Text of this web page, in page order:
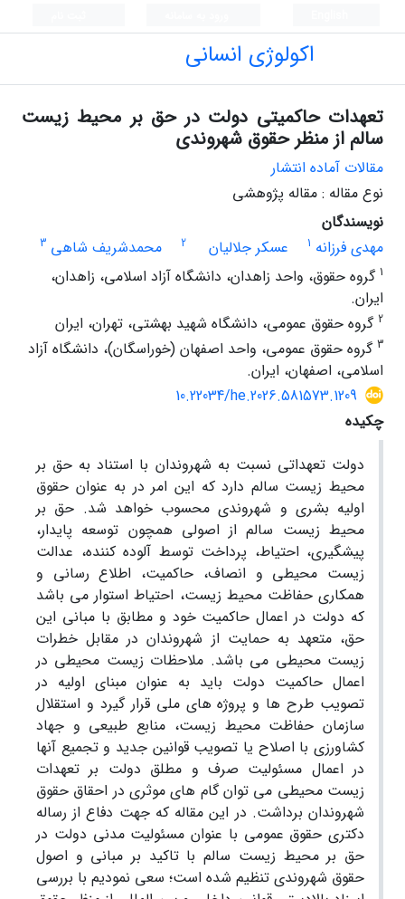
اکولوژی انسانی
تعهدات حاکمیتی دولت در حق بر محیط زیست
سالم از منظر حقوق شهروندی
مقالات آماده انتشار
نوع مقاله : مقاله پژوهشی
نویسندگان
مهدی فرزانه 1 عسکر جلالیان 2 محمدشریف شاهی 3
1 گروه حقوق، واحد زاهدان، دانشگاه آزاد اسلامی، زاهدان،
ایران.
2 گروه حقوق عمومی، دانشگاه شهید بهشتی، تهران، ایران
3 گروه حقوق عمومی، واحد اصفهان (خوراسگان)، دانشگاه آزاد
اسلامی، اصفهان، ایران.
10.22034/he.2026.581573.1209
چکیده
دولت تعهداتی نسبت به شهروندان با استناد به حق بر
محیط زیست سالم دارد که این امر در به عنوان حقوق
اولیه بشری و شهروندی محسوب خواهد شد. حق بر
محیط زیست سالم از اصولی همچون توسعه پایدار،
پیشگیری، احتیاط، پرداخت توسط آلوده کننده، عدالت
زیست محیطی و انصاف، حاکمیت، اطلاع رسانی و
همکاری حفاظت محیط زیست، احتیاط استوار می باشد
که دولت در اعمال حاکمیت خود و مطابق با مبانی این
حق، متعهد به حمایت از شهروندان در مقابل خطرات
زیست محیطی می باشد. ملاحظات زیست محیطی در
اعمال حاکمیت دولت باید به عنوان مبنای اولیه در
تصویب طرح ها و پروژه های ملی قرار گیرد و استقلال
سازمان حفاظت محیط زیست، منابع طبیعی و جهاد
کشاورزی با اصلاح یا تصویب قوانین جدید و تجمیع آنها
در اعمال مسئولیت صرف و مطلق دولت بر تعهدات
زیست محیطی می توان گام های موثری در احقاق حقوق
شهروندان برداشت. در این مقاله که جهت دفاع از رساله
دکتری حقوق عمومی با عنوان مسئولیت مدنی دولت در
حق بر محیط زیست سالم با تاکید بر مبانی و اصول
حقوق شهروندی تنظیم شده است؛ سعی نمودیم با بررسی